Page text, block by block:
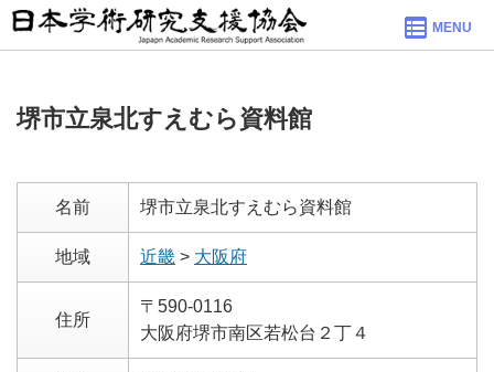
MENU
堺市立泉北すえむら資料館
名前 堺市立泉北すえむら資料館
地域 近畿 > 大阪府
住所
〒590-0116
大阪府堺市南区若松台２丁４